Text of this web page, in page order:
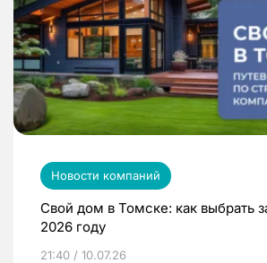
Новости компаний
Свой дом в Томске: как выбрать
2026 году
21:40 / 10.07.26